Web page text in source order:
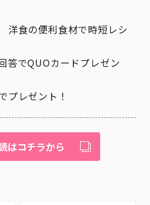
食の便利食材で時短レシ
答でQUOカードプレゼン
プレゼント！
はコチラから